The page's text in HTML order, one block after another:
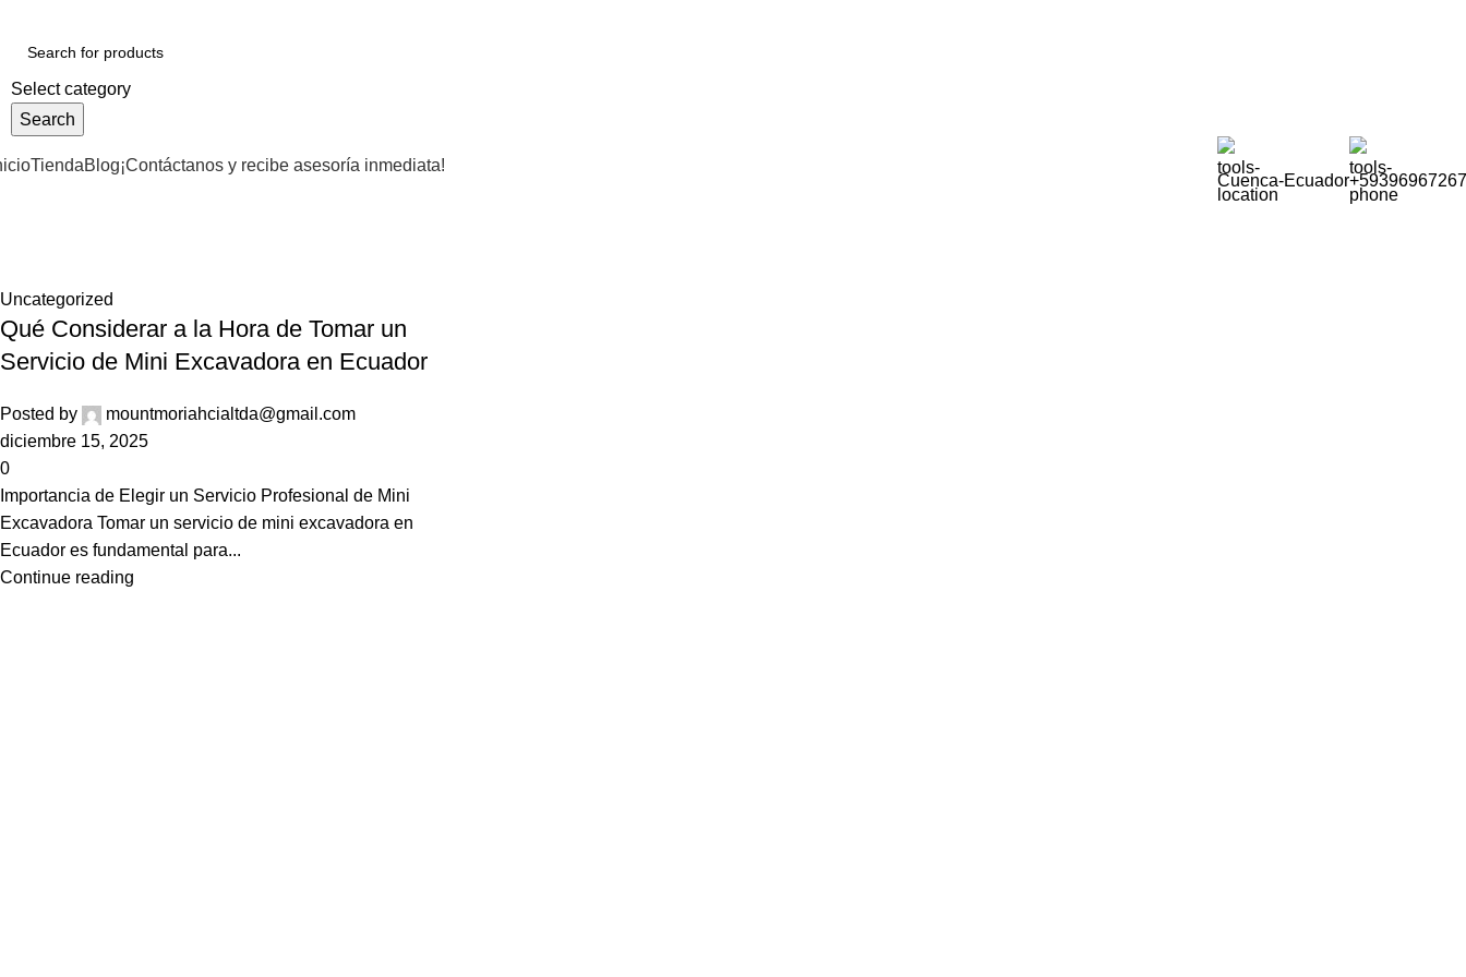
Select category
Search
TiendaBlog¡Contáctanos y recibe asesoría inmediata!
Cuenca-Ecuador
Uncategorized
Qué Considerar a la Hora de Tomar un
Servicio de Mini Excavadora en Ecuador
Posted by
mountmoriahcialtda@gmail.com
diciembre 15, 2025
0
Importancia de Elegir un Servicio Profesional de Mini
Excavadora Tomar un servicio de mini excavadora en
Ecuador es fundamental para...
Continue reading